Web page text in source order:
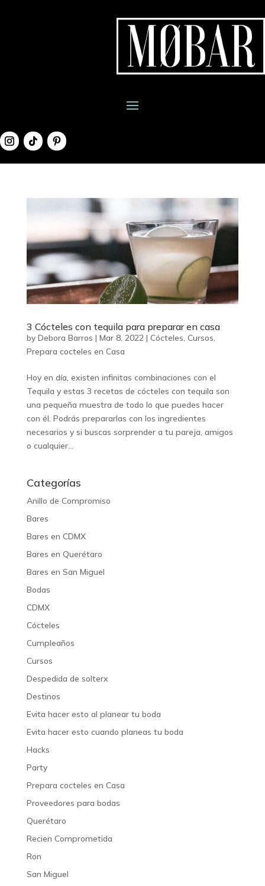
3 Cócteles con tequila para preparar en casa
by Debora Barros | Mar 8, 2022| Cócteles, Cursos,
Prepara cocteles en Casa
Hoy en día, existen infinitas combinaciones con el
Tequila y estas 3 recetas de cócteles con tequila son
una pequeña muestra de todo lo que puedes hacer
con él. Podrás prepararlas con los ingredientes
necesarios y si buscas sorprender a tu pareja, amigos
o cualquier...
Categorías
Anillo de Compromiso
Bares
Bares en CDMX
Bares en Querétaro
Bares en San Miguel
Bodas
CDMX
Cócteles
Cumpleaños
Cursos
Despedida de solterx
Destinos
Evita hacer esto al planear tu boda
Evita hacer esto cuando planeas tu boda
Hacks
Party
Prepara cocteles en Casa
Proveedores para bodas
Querétaro
Recien Comprometida
Ron
San Miguel